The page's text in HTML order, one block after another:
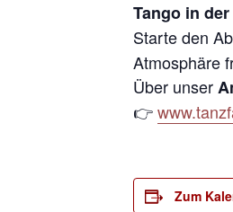
Tango in
Starte den
Atmosphäre
Über unser
👉
Zum